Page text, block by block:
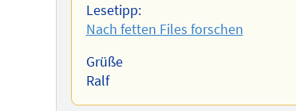
Lesetipp:
Nach fetten Files forschen
Grüße
Ralf